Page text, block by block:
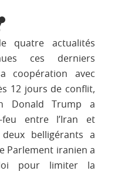
quatre actualités
ces derniers
coopération avec
12 jours de conflit,
Donald Trump a
feu entre l’Iran et
belligérants a
Parlement iranien a
pour limiter la